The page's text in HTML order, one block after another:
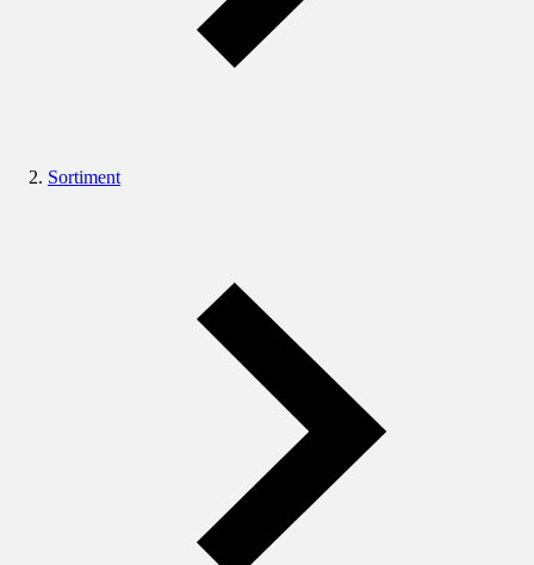
Sortiment